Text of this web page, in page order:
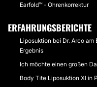
Earfold™ - Ohrenkorrektur
ERFAHRUNGSBERICHTE
Liposuktion bei Dr. Arco
Ergebnis
Ich möchte einen großen
Body Tite Liposuktion Xl in